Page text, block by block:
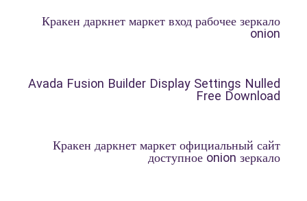
Кракен даркнет маркет вход рабочее зеркало
onion
Avada Fusion Builder Display Settings Nulled
Free Download
Кракен даркнет маркет официальный сайт
доступное onion зеркало